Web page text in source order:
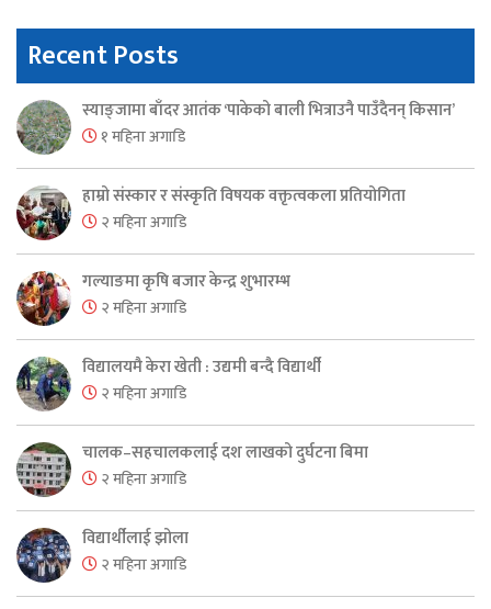
Recent Posts
स्याङ्जामा बाँदर आतंक ‘पाकेको बाली भित्राउनै पाउँदैनन् किसान’
१ महिना अगाडि
हाम्रो संस्कार र संस्कृति विषयक वक्तृत्वकला प्रतियोगिता
२ महिना अगाडि
गल्याङमा कृषि बजार केन्द्र शुभारम्भ
२ महिना अगाडि
विद्यालयमै केरा खेती : उद्यमी बन्दै विद्यार्थी
२ महिना अगाडि
चालक–सहचालकलाई दश लाखको दुर्घटना बिमा
२ महिना अगाडि
विद्यार्थीलाई झोला
२ महिना अगाडि